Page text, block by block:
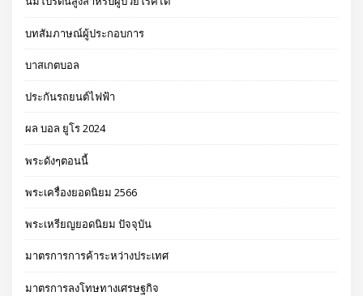
บทสัมภาษณ์ผู้ประกอบการ
บาสเกตบอล
ประกันรถยนต์ไฟฟ้า
ผล บอล ยูโร 2024
พระดังๆตอนนี้
พระเครื่องยอดนิยม 2566
พระเหรียญยอดนิยม ปัจจุบัน
มาตรการการค้าระหว่างประเทศ
มาตรการลงโทษทางเศรษฐกิจ